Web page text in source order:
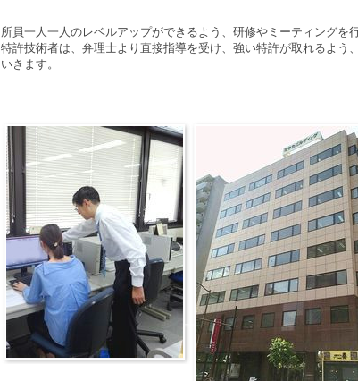
所員一人一人のレベルアップができるよう、研修やミーティングを
特許技術者は、弁理士より直接指導を受け、強い特許が取れるよう
いきます。